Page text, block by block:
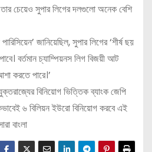
চেয়েও সুপার লিগের দলগুলো অনেক বেশি
জানিয়েছিল, সুপার লিগের ‘শীর্ষ ছয়
বর্তমান চ্যাম্পিয়নস লিগ বিজয়ী আট
করতে পারে।’
বিনিয়োগ ভিত্তিক ব্যাংক জেপি
৬ বিলিয়ন ইউরো বিনিয়োগ করবে এই
বাংলা